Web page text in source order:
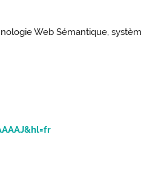
Web Sémantique,